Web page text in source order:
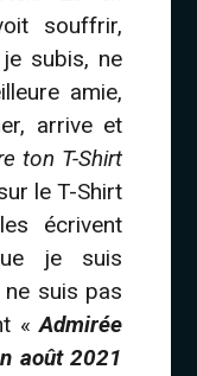
souffrir,
subis, ne
amie,
arrive et
ton T-Shirt
le T-Shirt
écrivent
je suis
ne suis pas
«Admirée
août 2021